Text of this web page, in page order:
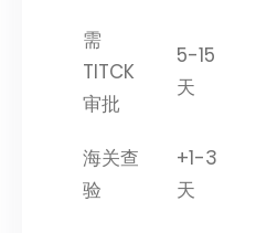
需
TITCK
审批
5-15
天
海关查
验
+1-3
天